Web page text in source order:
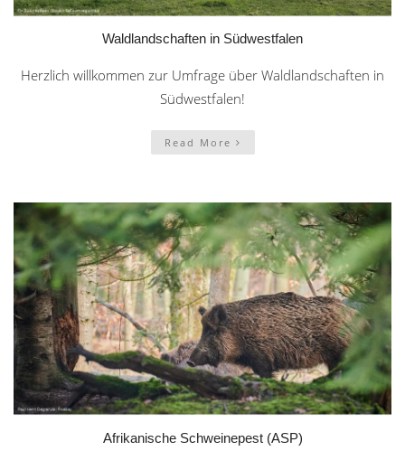
Waldlandschaften in Südwestfalen
Herzlich willkommen zur Umfrage über Waldlandschaften in
Südwestfalen!
Read More
Afrikanische Schweinepest (ASP)